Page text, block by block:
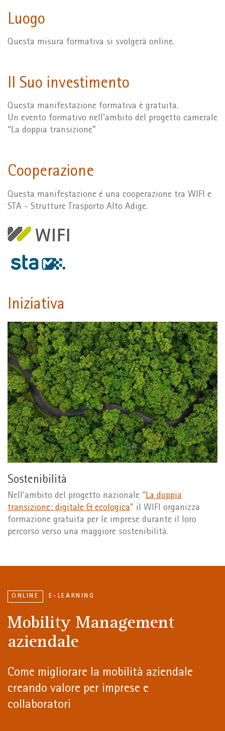
Luogo
Questa misura formativa si svolgerà online.
Il Suo investimento
Questa manifestazione formativa è gratuita.
Un evento formativo nell'ambito del progetto camerale
“La doppia transizione”
Cooperazione
Questa manifestazione é una cooperazione tra WIFI e
STA - Strutture Trasporto Alto Adige.
Iniziativa
Sostenibilità
Nell'ambito del progetto nazionale “La doppia
transizione: digitale & ecologica” il WIFI organizza
formazione gratuita per le imprese durante il loro
percorso verso una maggiore sostenibilità.
E-LEARNING
ONLINE
Mobility Management
aziendale
Come migliorare la mobilità aziendale
creando valore per imprese e
collaboratori